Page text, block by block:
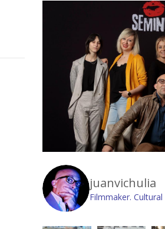
juanvichulia
Filmmaker.